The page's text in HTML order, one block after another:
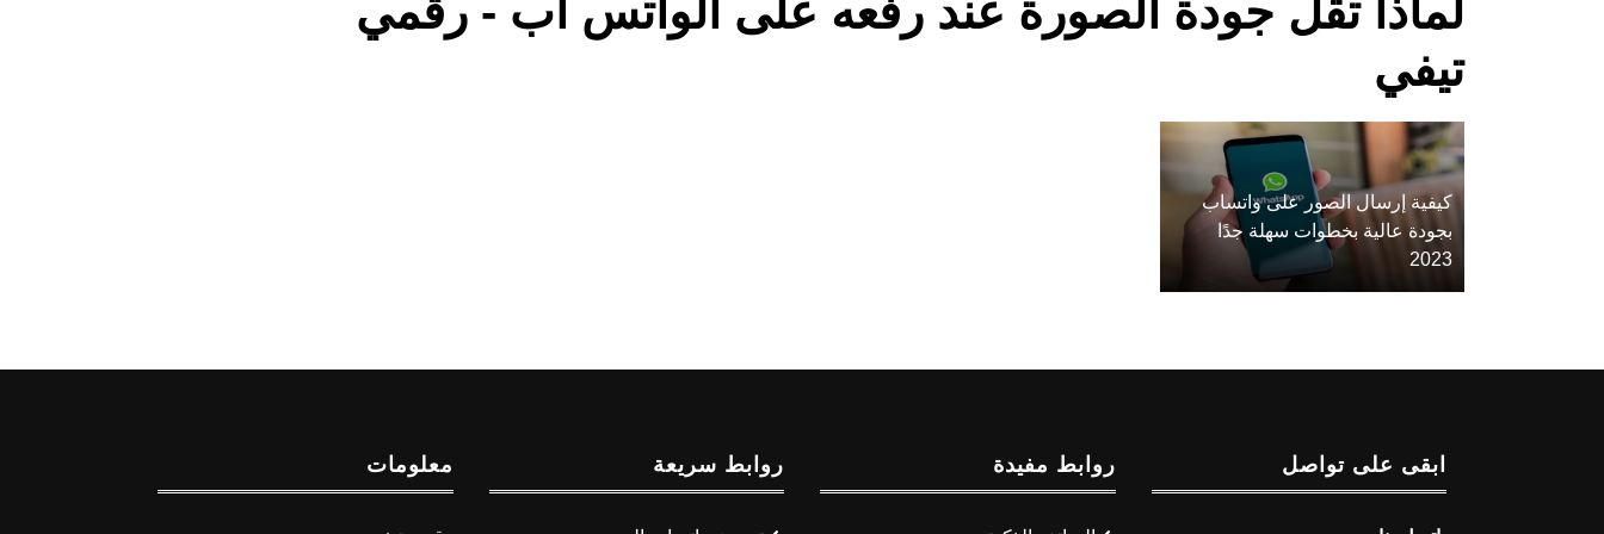
لماذا تقل جودة الصورة عند رفعه على الواتس اب - رقمي
تيفي
كيفية إرسال الصور على واتساب
بجودة عالية بخطوات سهلة جدًا
2023
ابقى على تواصل روابط مفيدة روابط سريعة معلومات